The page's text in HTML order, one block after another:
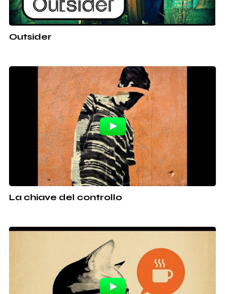
Outsider
La chiave del controllo